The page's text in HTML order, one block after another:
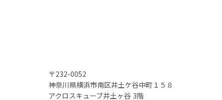
〒232-0052
神奈川県横浜市南区井土ケ谷中町１５８
アクロスキューブ井土ヶ谷 3階